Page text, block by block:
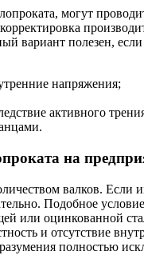
могут
вариант полезен,
напряжения;
активного
на
валков.
Подобное
оцинкованной
и отсутствие
полностью